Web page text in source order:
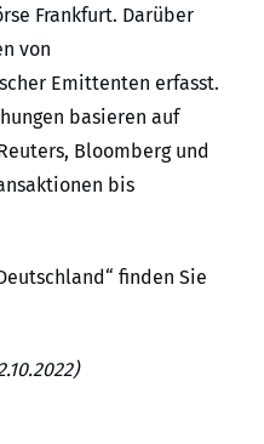
Frankfurt. Darüber
von
Emittenten erfasst.
basieren auf
Bloomberg und
bis
finden Sie